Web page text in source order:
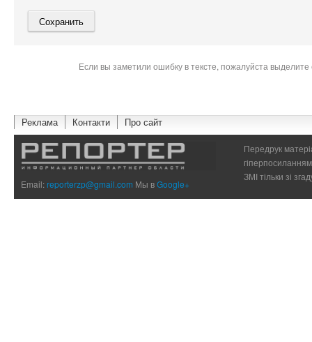
Если вы заметили ошибку в тексте, пожалуйста
Реклама Контакти Про сайт
Email:reporterzp@gmail.com Мы вGoogle+
Передрук
ЗМІ тільки зі